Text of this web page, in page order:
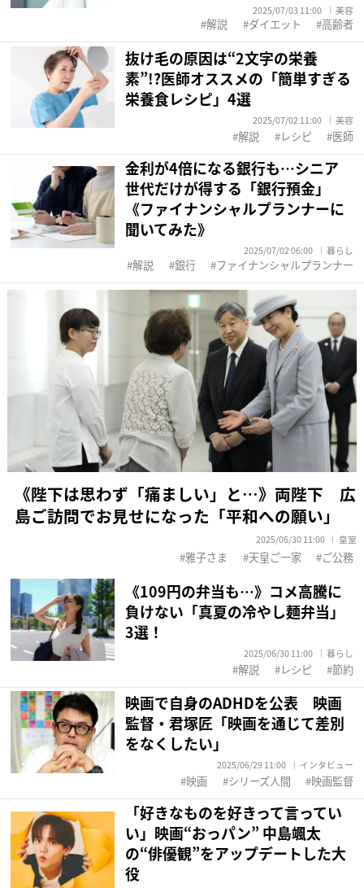
2025/07/03 11:00 美容
解説 ダイエット 高齢者
抜け毛の原因は“2文字の栄養
素”!?医師オススメの「簡単すぎる
栄養食レシピ」4選
2025/07/02 11:00 美容
解説 レシピ 医師
金利が4倍になる銀行も…シニア
世代だけが得する「銀行預金」
《ファイナンシャルプランナーに
聞いてみた》
2025/07/02 06:00 暮らし
解説 銀行 ファイナンシャルプランナー
《陛下は思わず「痛ましい」と…》両陛下 広
島ご訪問でお見せになった「平和への願い」
2025/06/30 11:00 皇室
雅子さま 天皇ご一家 ご公務
《109円の弁当も…》コメ高騰に
負けない「真夏の冷やし麺弁当」
3選！
2025/06/30 11:00 暮らし
解説 レシピ 節約
映画で自身のADHDを公表 映画
監督・君塚匠「映画を通じて差別
をなくしたい」
2025/06/29 11:00 インタビュー
映画 シリーズ人間 映画監督
「好きなものを好きって言ってい
い」映画“おっパン” 中島颯太
の“俳優観”をアップデートした大
役